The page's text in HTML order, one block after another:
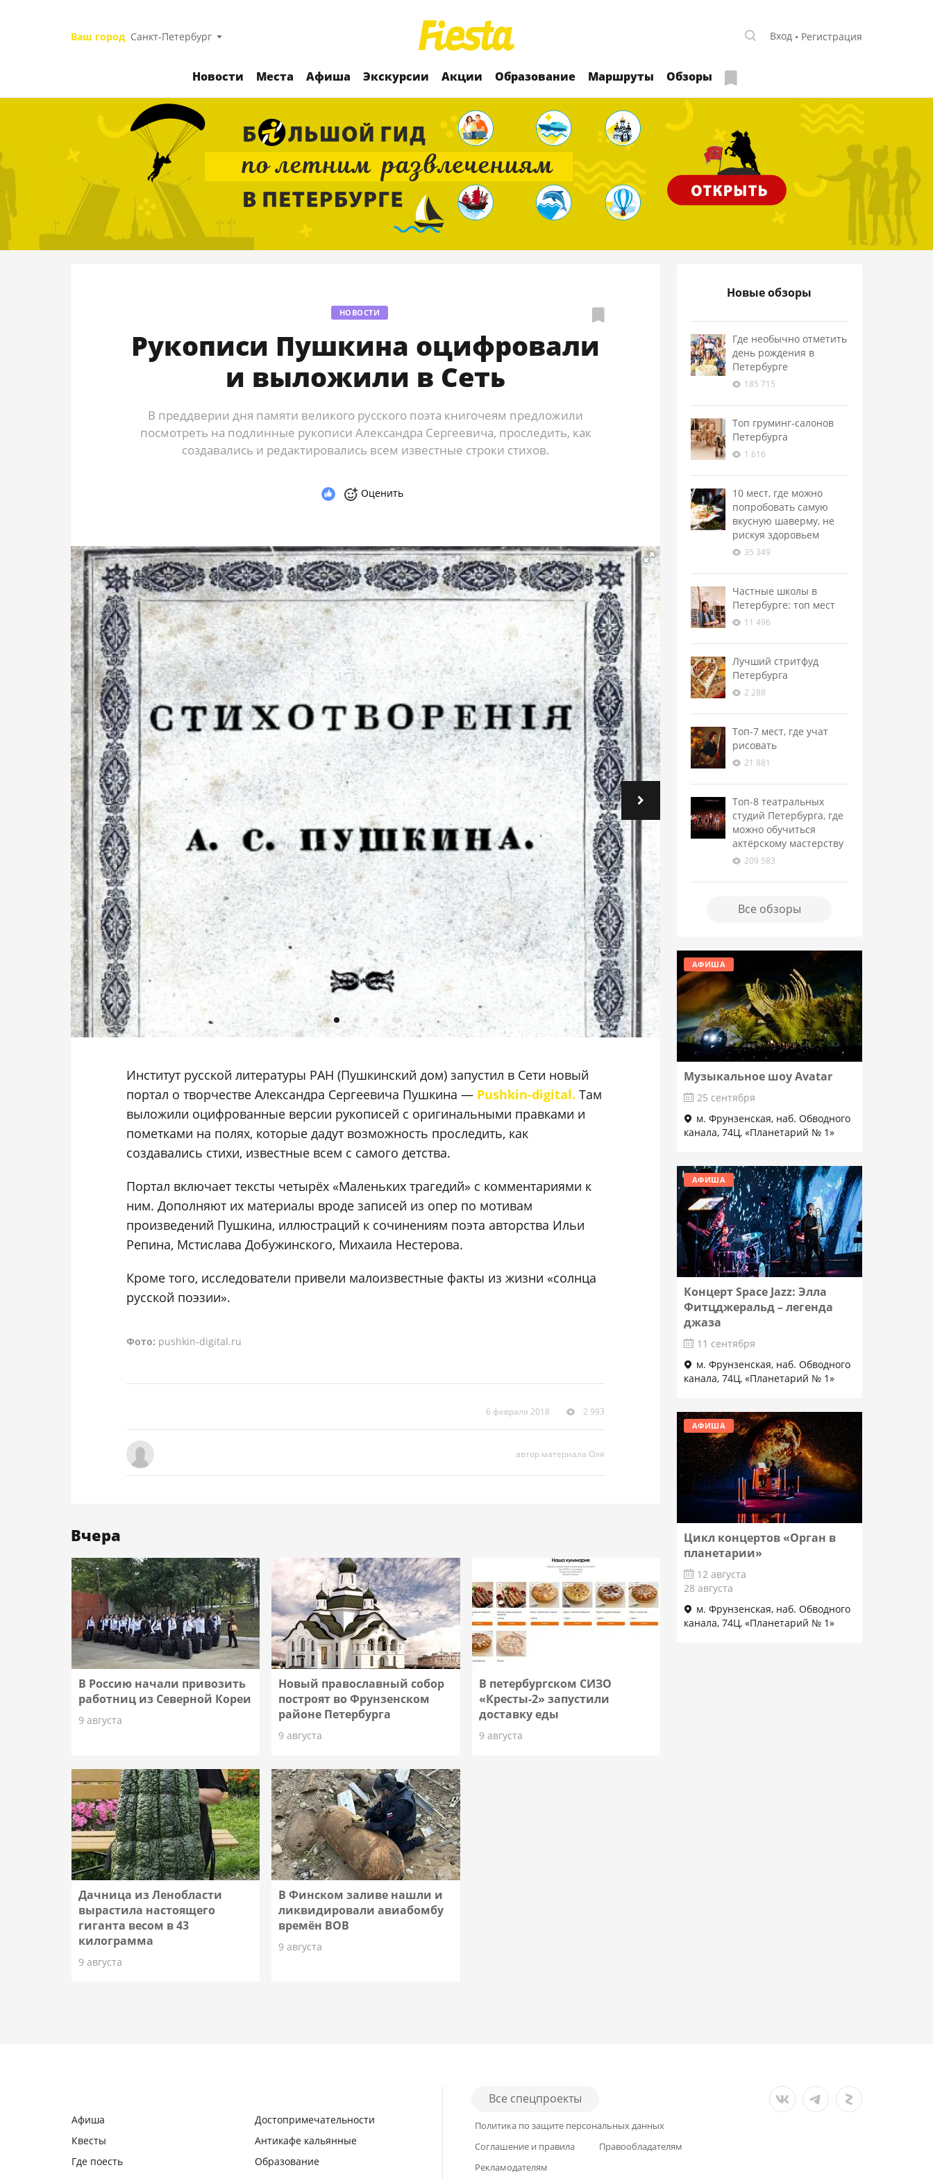
Ваш город Санкт-Петербург Вход Регистрация
Новости Места Афиша Экскурсии Акции Образование Маршруты Обзоры
НОВОСТИ
Рукописи Пушкина оцифровали
и выложили в Сеть
В преддверии дня памяти великого русского поэта книгочеям предложили
посмотреть на подлинные рукописи Александра Сергеевича, проследить, как
создавались и редактировались всем известные строки стихов.
Оценить
Институт русской литературы РАН (Пушкинский дом) запустил в Сети новый
портал о творчестве Александра Сергеевича Пушкина — Pushkin-digital.Там
выложили оцифрованные версии рукописей с оригинальными правками и
пометками на полях, которые дадут возможность проследить, как
создавались стихи, известные всем с самого детства.
Портал включает тексты четырёх «Маленьких трагедий» с комментариями к
ним. Дополняют их материалы вроде записей из опер по мотивам
произведений Пушкина, иллюстраций к сочинениям поэта авторства Ильи
Репина, Мстислава Добужинского, Михаила Нестерова.
Кроме того, исследователи привели малоизвестные факты из жизни «солнца
русской поэзии».
Фото: pushkin-digital.ru
6 февраля 2018 2 993
автор материала Оля
Вчера
В Россию начали привозить
работниц из Северной Кореи
9 августа
Новый православный собор
построят во Фрунзенском
районе Петербурга
9 августа
В петербургском СИЗО
«Кресты-2» запустили
доставку еды
9 августа
Дачница из Ленобласти
вырастила настоящего
гиганта весом в 43
килограмма
9 августа
В Финском заливе нашли и
ликвидировали авиабомбу
времён ВОВ
9 августа
Новые обзоры
Где необычно отметить
день рождения в
Петербурге
185 715
Топ груминг-салонов
Петербурга
1 616
10 мест, где можно
попробовать самую
вкусную шаверму, не
рискуя здоровьем
35 349
Частные школы в
Петербурге: топ мест
11 496
Лучший стритфуд
Петербурга
2 288
Топ-7 мест, где учат
рисовать
21 881
Топ-8 театральных
студий Петербурга, где
можно обучиться
актёрскому мастерству
209 583
Все обзоры
АФИША
Музыкальное шоу Avatar
25 сентября
м. Фрунзенская, наб. Обводного
канала, 74Ц, «Планетарий № 1»
Подробнее
АФИША
Концерт Space Jazz: Элла
Фитцджеральд – легенда
джаза
11 сентября
м. Фрунзенская, наб. Обводного
канала, 74Ц, «Планетарий № 1»
Подробнее
АФИША
Цикл концертов «Орган в
планетарии»
12 августа
28 августа
м. Фрунзенская, наб. Обводного
канала, 74Ц, «Планетарий № 1»
Афиша
Квесты
Где поесть
Достопримечательности
Антикафе кальянные
Образование
Все спецпроекты
Политика по защите персональных данных
Соглашение и правила
Правообладателям
Рекламодателям